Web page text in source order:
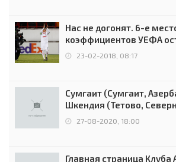
Нас не догонят. 6-е
коэффициентов УЕФА
Россией
23-02-2018, 08:17
Сумгаит (Сумгаит,
Шкендия (Тетово,
0:2 (0:0)
27-08-2020, 18:00
Главная страница